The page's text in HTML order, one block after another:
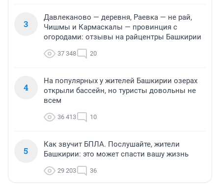
3
Давлеканово — деревня, Раевка — не рай,
Чишмы и Кармаскалы — провинция с
огородами: отзывы на райцентры Башкирии
37 348 20
4
На популярных у жителей Башкирии озерах
открыли бассейн, но туристы довольны не
всем
36 413 10
5
Как звучит БПЛА. Послушайте, жители
Башкирии: это может спасти вашу жизнь
29 203 36